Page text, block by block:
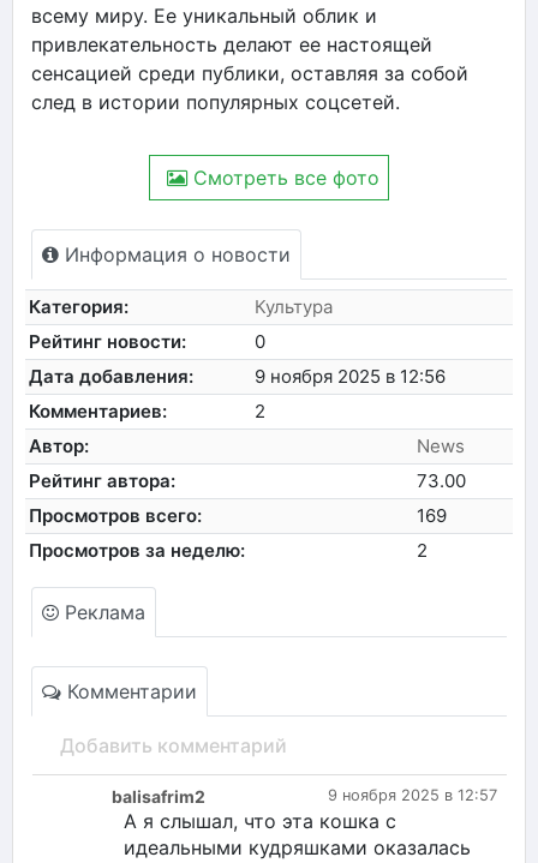
всему миру. Ее уникальный облик и
привлекательность делают ее настоящей
сенсацией среди публики, оставляя за собой
след в истории популярных соцсетей.
Смотреть все фото
Информация о новости
Категория:
Культура
Рейтинг новости:
0
Дата добавления:
9 ноября 2025 в 12:56
Комментариев:
2
Автор:
News
Рейтинг автора:
73.00
Просмотров всего:
169
Просмотров за неделю:
2
Реклама
Комментарии
Добавить комментарий
9 ноября 2025 в 12:57
balisafrim2
А я слышал, что эта кошка с
идеальными кудряшками оказалась